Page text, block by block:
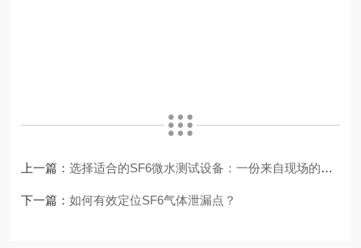
上一篇：选择适合的SF6微水测试设备：一份来自现场的经验总结
下一篇：如何有效定位SF6气体泄漏点？